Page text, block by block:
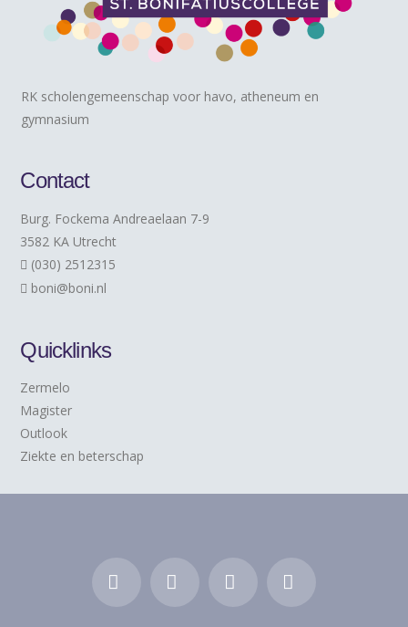
RK scholengemeenschap voor havo, atheneum en
gymnasium
Contact
Burg. Fockema Andreaelaan 7-9
3582 KA Utrecht
(030) 2512315
boni@boni.nl
Quicklinks
Zermelo
Magister
Outlook
Ziekte en beterschap